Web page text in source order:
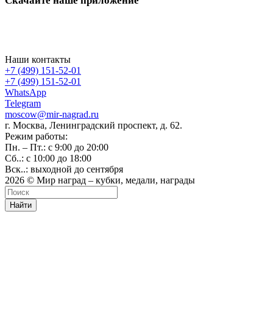
Наши контакты
+7 (499) 151-52-01
+7 (499) 151-52-01
WhatsApp
Telegram
moscow@mir-nagrad.ru
г. Москва, Ленинградский проспект, д. 62.
Режим работы:
Пн. – Пт.: с 9:00 до 20:00
Сб..: с 10:00 до 18:00
Вск..: выходной до сентября
2026 © Мир наград – кубки, медали, награды
Найти